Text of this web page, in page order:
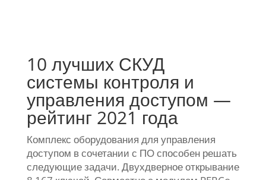
10 лучших СКУД
системы контроля и
управления доступом —
рейтинг 2021 года
Комплекс оборудования для управления
доступом в сочетании с ПО способен решать
следующие задачи. Двухдверное открывание